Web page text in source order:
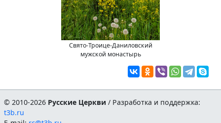
Свято-Троице-Даниловский
мужской монастырь
© 2010-2026 Русские Церкви / Разработка и поддержка:
t3b.ru